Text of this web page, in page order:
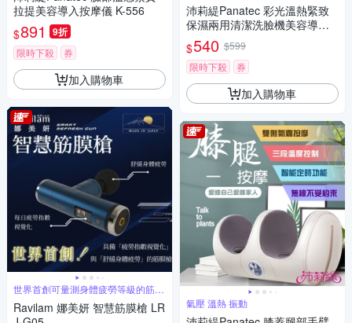
拉提美容導入按摩儀 K-556
$891 9折
限時下殺 券
加入購物車
世界首創可量測身體疲勞等級的筋膜
槍
Ravilam 娜美妍 智慧筋膜槍 LR
沛莉緹Panatec 彩光溫熱緊致
保濕兩用清潔洗臉機美容導入
儀 K-383
$540 $599
限時下殺
券
加入購物車
氣壓 溫熱 振動